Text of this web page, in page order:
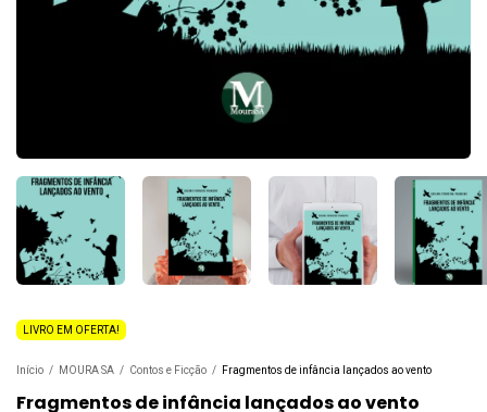
LIVRO EM OFERTA!
Início / MOURA SA / Contos e Ficção / Fragmentos de infância lançados ao vento
Fragmentos de infância lançados ao vento